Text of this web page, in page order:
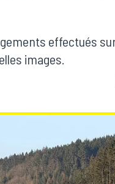
effectués
images.